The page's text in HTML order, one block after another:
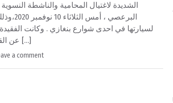
الشديدة لاغتيال المحامية والناشطة النسوية
البرعصي ،
لسيارتها في احدى شوارع بنغازي . وكانت
عن القضايا النسوية […]
a comment